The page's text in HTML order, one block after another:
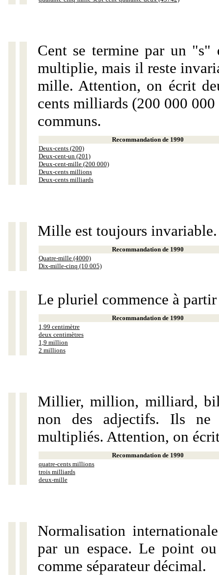
Cent se termine par un "s"
multiplie, mais il reste
mille. Attention, on écrit
cents milliards (200 000
communs.
Recommandation de 1990
Deux-cents (200)
Deux-cent-un (201)
Deux-cent-mille (200 000)
Deux-cents millions
Deux-cents milliards
Mille est toujours invariable.
Recommandation de 1990
Quatre-mille (4000)
Dix-mille-cinq (10 005)
Le pluriel commence à
Recommandation de 1990
1,99 centimètre
deux centimètres
1,9 million
2 millions
Millier, million, milliard,
non des adjectifs. Ils ne
multipliés. Attention, on
Recommandation de 1990
quatre-cents millions
trois milliards
deux-mille
Normalisation
par un espace. Le point
comme séparateur décimal.